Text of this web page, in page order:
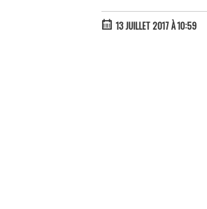
13 JUILLET 2017 À 10:59